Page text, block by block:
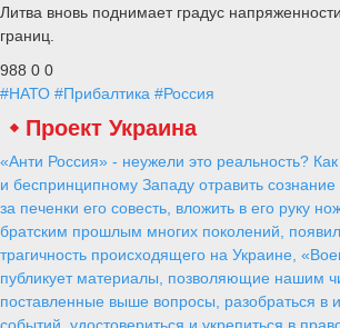
Литва вновь поднимает градус
границ.
988 0 0
#НАТО #Прибалтика #Россия
Проект Украина
«Анти Россия» - неужели это реальность?
и беспринципному Западу отравить
за печенки его совесть, вложить в его руку
братским прошлым многих поколений,
трагичность происходящего на Украине,
публикует материалы, позволяющие нашим
поставленные выше вопросы, разобраться в
событий, удостовериться и укрепиться в